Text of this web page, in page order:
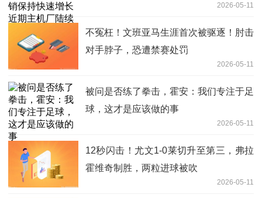
2026-05-11
不冤枉！文班亚马生涯首次被驱逐！肘击
对手脖子，恐遭禁赛处罚
2026-05-11
被问是否练了拳击，霍安：我们专注于足
球，这才是应该做的事
2026-05-11
12秒闪击！尤文1-0莱切升至第三，弗拉
霍维奇制胜，两粒进球被吹
2026-05-11